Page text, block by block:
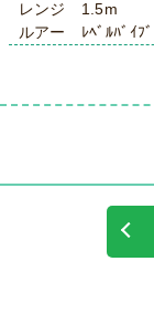
レンジ 1.5m
ルアー ﾚﾍﾞﾙﾊﾞｲﾌﾞ